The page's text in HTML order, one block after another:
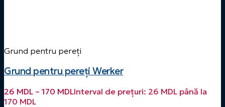
Grund pentru pereți
Grund pentru pereți Werker
26 MDL – 170 MDLInterval de prețuri: 26 MDL până la
170 MDL